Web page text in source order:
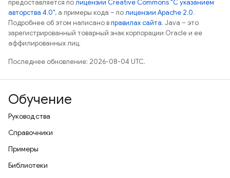
предоставляется полицензии Creative Commons "С указанием
авторства 4.0", а примеры кода – полицензии Apache 2.0.
Подробнее об этом написано вправилах сайта. Java – это
зарегистрированный товарный знак корпорации Oracle и ее
аффилированных лиц.
Последнее обновление: 2026-08-04 UTC.
Обучение
Руководства
Справочники
Примеры
Библиотеки